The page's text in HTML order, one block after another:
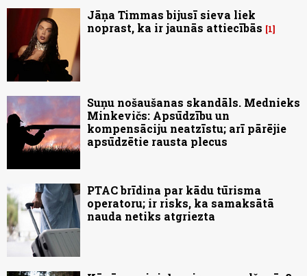
Jāņa Timmas bijusī sieva liek
noprast, ka ir jaunās attiecībās
1
Suņu nošaušanas skandāls. Mednieks
Minkevičs: Apsūdzību un
kompensāciju neatzīstu; arī pārējie
apsūdzētie rausta plecus
PTAC brīdina par kādu tūrisma
operatoru; ir risks, ka samaksātā
nauda netiks atgriezta